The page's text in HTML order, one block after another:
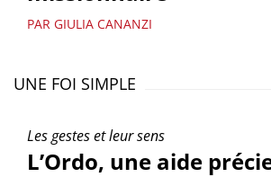
PAR GIULIA CANANZI
UNE FOI SIMPLE
Les gestes et leur sens
L’Ordo, une aide